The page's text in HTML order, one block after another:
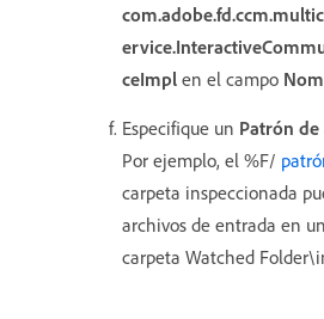
ceImpl en el campo
Especifique un Patrón
Por ejemplo, el %F/
carpeta inspeccionada
archivos de entrada en
carpeta Watched